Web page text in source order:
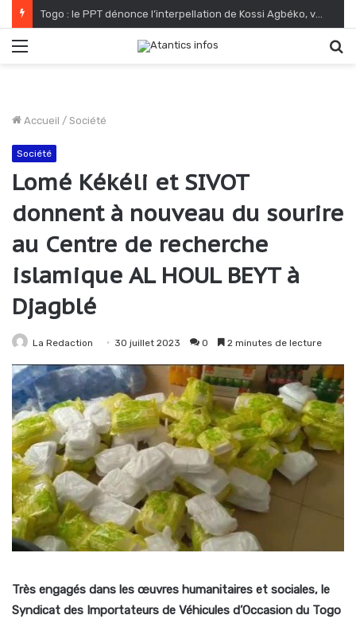
Togo : le PPT dénonce l’interpellation de Kossi Agbéko, vendeur de journaux à Lomé
Accueil / Société
Société
Lomé Kékéli et SIVOT
donnent à nouveau du sourire
au Centre de recherche
islamique AL HOUL BEYT à
Djagblé
La Redaction 30 juillet 2023 0 2 minutes de lecture
Très engagés dans les œuvres humanitaires et sociales, le
Syndicat des Importateurs de Véhicules d’Occasion du Togo